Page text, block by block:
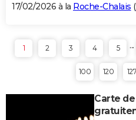
17/02/2026 à la Roche-Chalais (
1 2 3 4 5 ...
100 120 127
Carte